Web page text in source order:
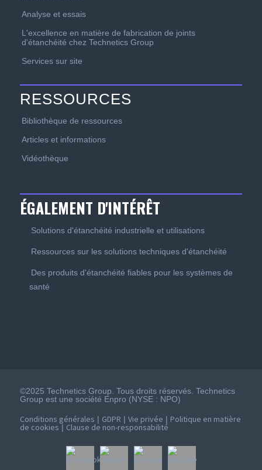
Analyse et essais
L'excellence en matière de fabrication de joints
d'étanchéité chez Technetics Group
Services sur site
RESSOURCES
Bibliothèque de ressources
Articles et informations
Vidéothèque
ÉGALEMENT D'INTÉRÊT
Solutions d'étanchéité industrielle et utilisations
Ressources sur les solutions techniques d'étanchéité
Des produits d'étanchéité fiables pour les systèmes de
santé
©2025 Technetics Group. Tous droits réservés. Technetics
Group est une société Enpro (NYSE : NPO)
Conditions générales | GDPR | Vie privée | Politique en matière
de cookies| Clause de non-responsabilité